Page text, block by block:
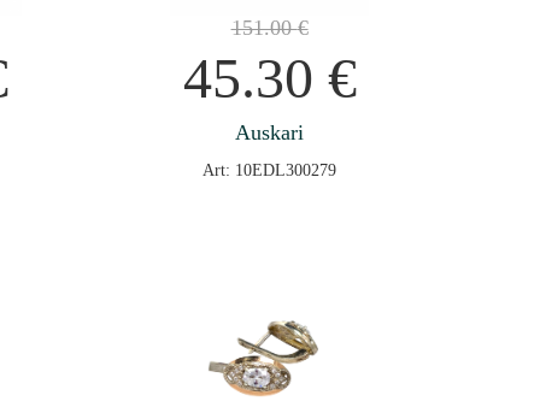
151.00€
45.30 €
Auskari
Art: 10EDL300279